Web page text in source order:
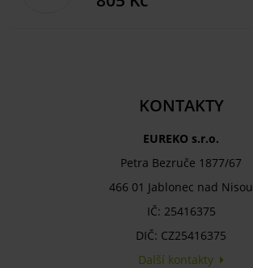
KONTAKTY
EUREKO s.r.o.
Petra Bezruče 1877/67
466 01 Jablonec nad Nisou
IČ: 25416375
DIČ: CZ25416375
Další kontakty